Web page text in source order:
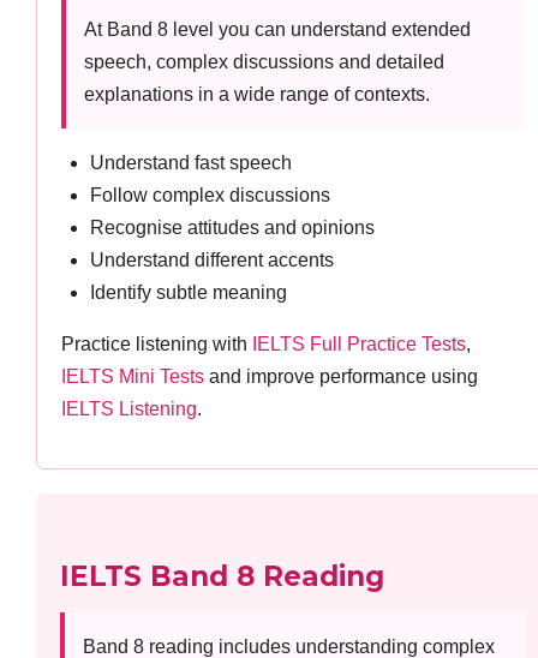
At Band 8 level you can understand extended
speech, complex discussions and detailed
explanations in a wide range of contexts.
Understand fast speech
Follow complex discussions
Recognise attitudes and opinions
Understand different accents
Identify subtle meaning
Practice listening with IELTS Full Practice Tests,
IELTS Mini Tests and improve performance using
IELTS Listening.
IELTS Band 8 Reading
Band 8 reading includes understanding complex